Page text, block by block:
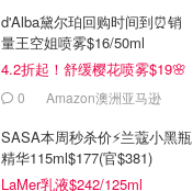
d'Alba黛尔珀回购时间到⏰️销
量王空姐喷雾$16/50ml
4.2折起！舒缓樱花喷雾$19🌸
0 Amazon澳洲亚马逊
SASA本周秒杀价⚡️兰蔻小黑瓶
精华115ml$177(官$381)
LaMer乳液$242/125ml